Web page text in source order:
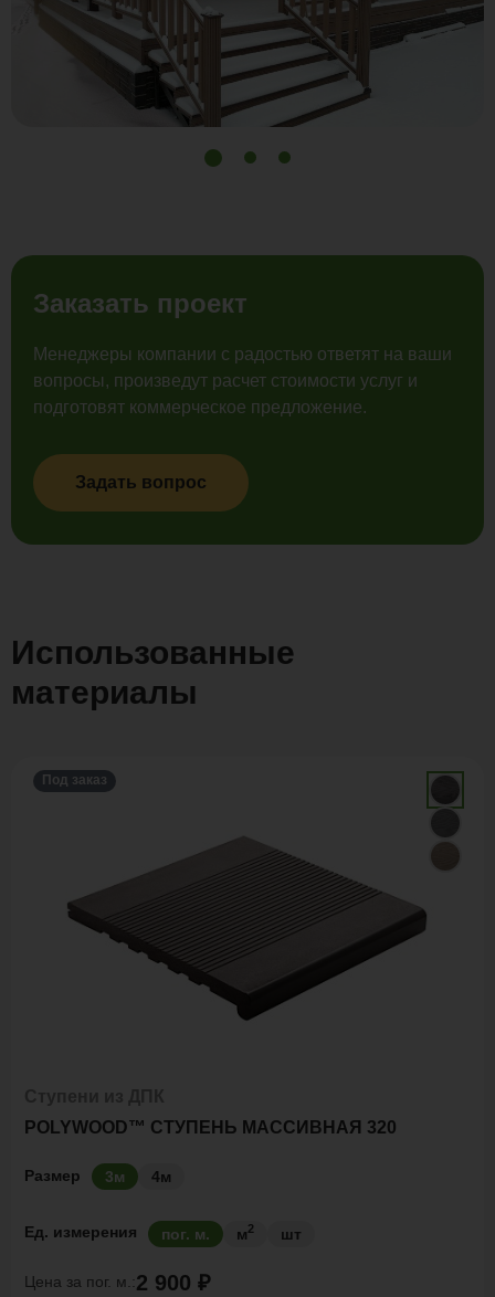
Заказать проект
Менеджеры компании с радостью ответят на ваши
вопросы, произведут расчет стоимости услуг и
подготовят коммерческое предложение.
Задать вопрос
Использованные
материалы
Под заказ
POLYWOOD™ СТУПЕНЬ МАССИВНАЯ 320
Размер 3м 4м
Ед. измерения пог. м. м2 шт
Цена за пог. м.:2 900 ₽